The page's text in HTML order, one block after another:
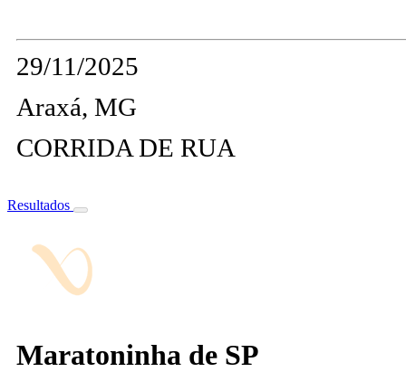
29/11/2025
Araxá, MG
CORRIDA DE RUA
Resultados
Maratoninha de SP